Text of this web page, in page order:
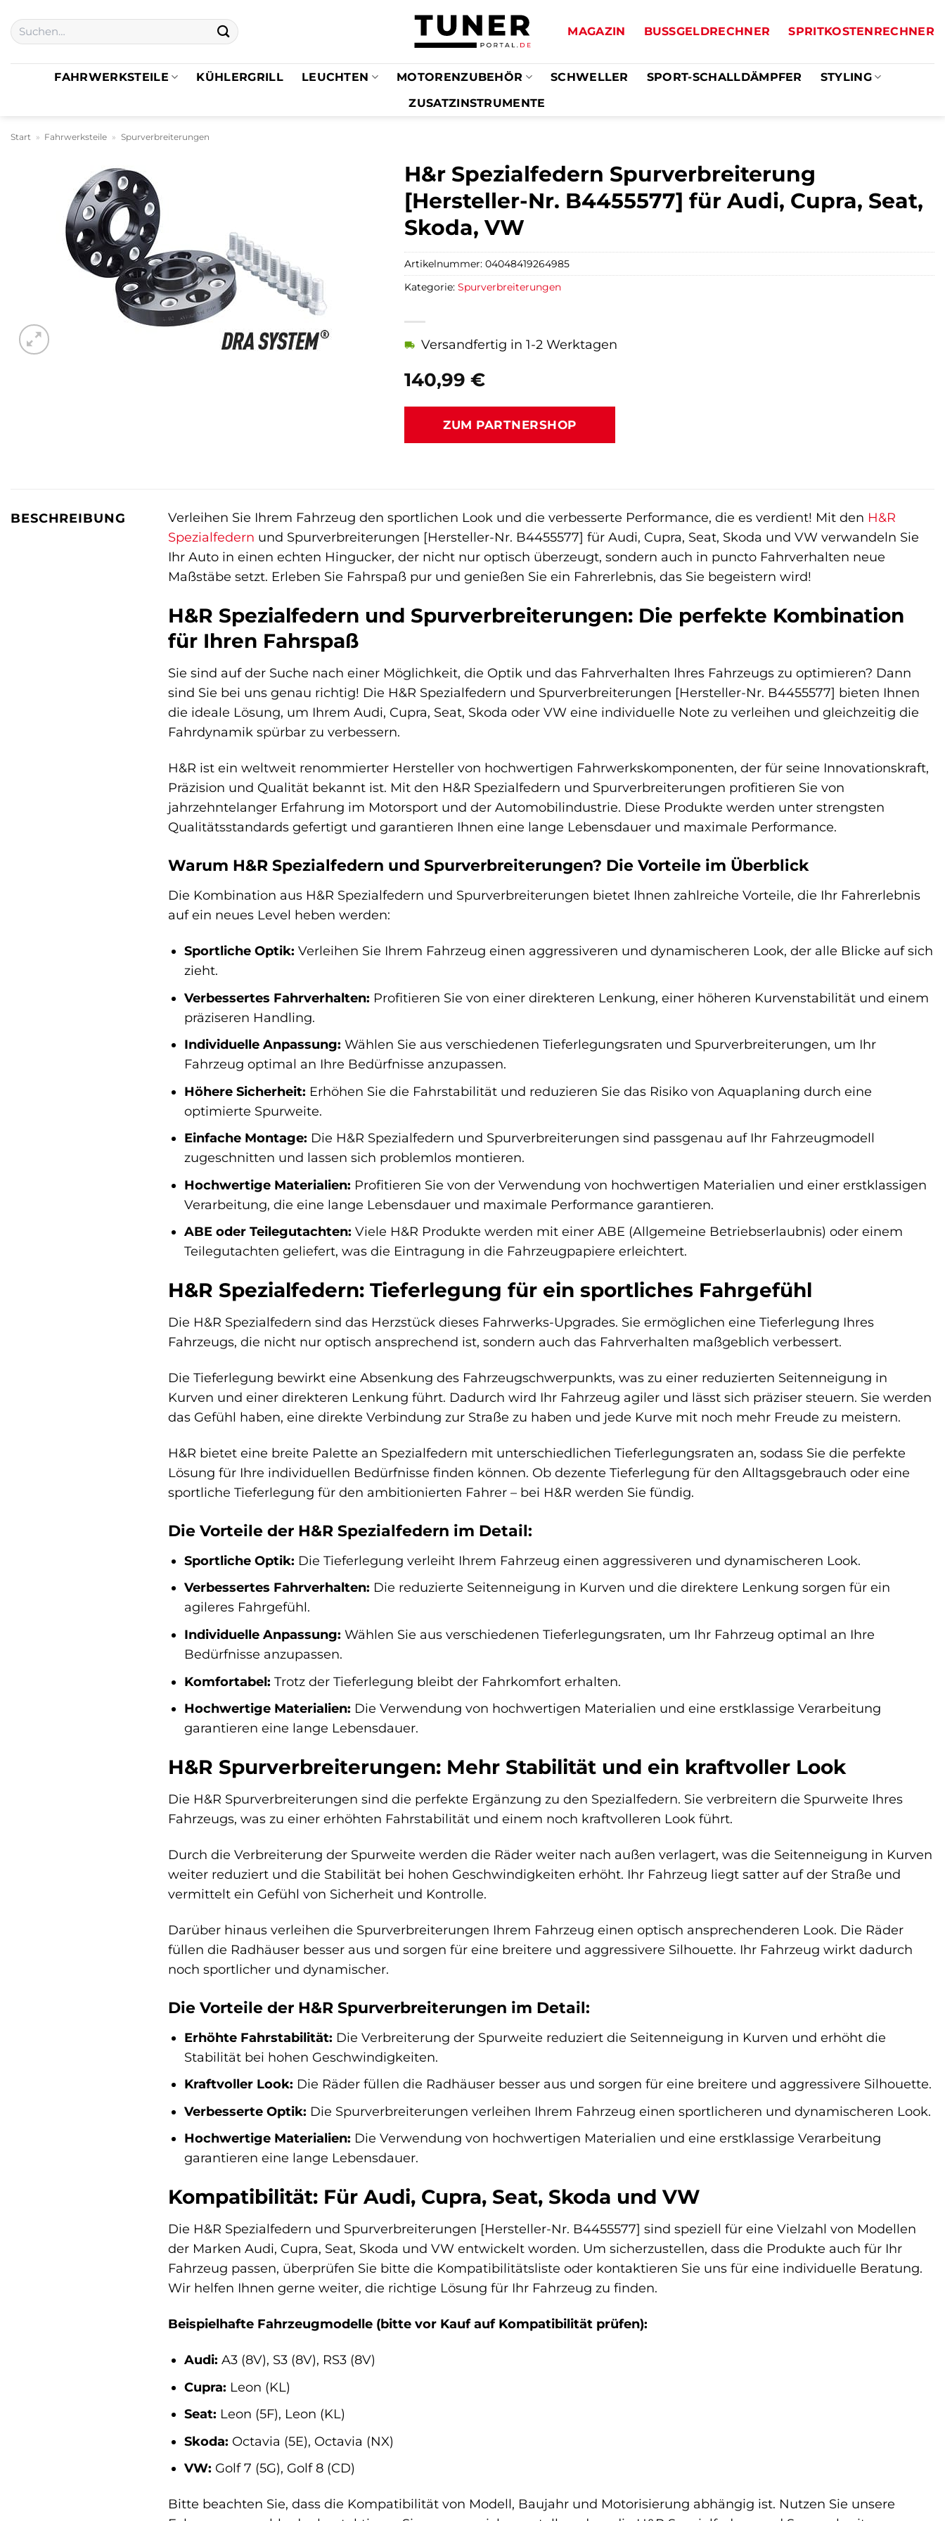
Inhalt
springen
Suchen
nach:
MAGAZIN BUSSGELDRECHNER SPRITKOSTENRECHNER
FAHRWERKSTEILE KÜHLERGRILL LEUCHTEN MOTORENZUBEHÖR SCHWELLER SPORT-SCHALLDÄMPFER
STYLING
ZUSATZINSTRUMENTE
Start » Fahrwerksteile » Spurverbreiterungen
H&r Spezialfedern Spurverbreiterung
[Hersteller-Nr. B4455577] für Audi, Cupra, Seat,
Skoda, VW
140,99 €
Versandfertig in 1-2 Werktagen
ZUM PARTNERSHOP
Artikelnummer: 04048419264985
Kategorie: Spurverbreiterungen
BESCHREIBUNG Verleihen Sie Ihrem Fahrzeug den sportlichen Look und die verbesserte Performance, die es verdient! Mit den H&R
Spezialfedern und Spurverbreiterungen [Hersteller-Nr. B4455577] für Audi, Cupra, Seat, Skoda und VW verwandeln Sie
Ihr Auto in einen echten Hingucker, der nicht nur optisch überzeugt, sondern auch in puncto Fahrverhalten neue
Maßstäbe setzt. Erleben Sie Fahrspaß pur und genießen Sie ein Fahrerlebnis, das Sie begeistern wird!
H&R Spezialfedern und Spurverbreiterungen: Die perfekte Kombination
für Ihren Fahrspaß
Sie sind auf der Suche nach einer Möglichkeit, die Optik und das Fahrverhalten Ihres Fahrzeugs zu optimieren? Dann
sind Sie bei uns genau richtig! Die H&R Spezialfedern und Spurverbreiterungen [Hersteller-Nr. B4455577] bieten Ihnen
die ideale Lösung, um Ihrem Audi, Cupra, Seat, Skoda oder VW eine individuelle Note zu verleihen und gleichzeitig die
Fahrdynamik spürbar zu verbessern.
H&R ist ein weltweit renommierter Hersteller von hochwertigen Fahrwerkskomponenten, der für seine Innovationskraft,
Präzision und Qualität bekannt ist. Mit den H&R Spezialfedern und Spurverbreiterungen profitieren Sie von
jahrzehntelanger Erfahrung im Motorsport und der Automobilindustrie. Diese Produkte werden unter strengsten
Qualitätsstandards gefertigt und garantieren Ihnen eine lange Lebensdauer und maximale Performance.
Warum H&R Spezialfedern und Spurverbreiterungen? Die Vorteile im Überblick
Die Kombination aus H&R Spezialfedern und Spurverbreiterungen bietet Ihnen zahlreiche Vorteile, die Ihr Fahrerlebnis
auf ein neues Level heben werden:
Sportliche Optik: Verleihen Sie Ihrem Fahrzeug einen aggressiveren und dynamischeren Look, der alle Blicke auf sich
zieht.
Verbessertes Fahrverhalten: Profitieren Sie von einer direkteren Lenkung, einer höheren Kurvenstabilität und einem
präziseren Handling.
Individuelle Anpassung: Wählen Sie aus verschiedenen Tieferlegungsraten und Spurverbreiterungen, um Ihr
Fahrzeug optimal an Ihre Bedürfnisse anzupassen.
Höhere Sicherheit: Erhöhen Sie die Fahrstabilität und reduzieren Sie das Risiko von Aquaplaning durch eine
optimierte Spurweite.
Einfache Montage: Die H&R Spezialfedern und Spurverbreiterungen sind passgenau auf Ihr Fahrzeugmodell
zugeschnitten und lassen sich problemlos montieren.
Hochwertige Materialien: Profitieren Sie von der Verwendung von hochwertigen Materialien und einer erstklassigen
Verarbeitung, die eine lange Lebensdauer und maximale Performance garantieren.
ABE oder Teilegutachten: Viele H&R Produkte werden mit einer ABE (Allgemeine Betriebserlaubnis) oder einem
Teilegutachten geliefert, was die Eintragung in die Fahrzeugpapiere erleichtert.
H&R Spezialfedern: Tieferlegung für ein sportliches Fahrgefühl
Die H&R Spezialfedern sind das Herzstück dieses Fahrwerks-Upgrades. Sie ermöglichen eine Tieferlegung Ihres
Fahrzeugs, die nicht nur optisch ansprechend ist, sondern auch das Fahrverhalten maßgeblich verbessert.
Die Tieferlegung bewirkt eine Absenkung des Fahrzeugschwerpunkts, was zu einer reduzierten Seitenneigung in
Kurven und einer direkteren Lenkung führt. Dadurch wird Ihr Fahrzeug agiler und lässt sich präziser steuern. Sie werden
das Gefühl haben, eine direkte Verbindung zur Straße zu haben und jede Kurve mit noch mehr Freude zu meistern.
H&R bietet eine breite Palette an Spezialfedern mit unterschiedlichen Tieferlegungsraten an, sodass Sie die perfekte
Lösung für Ihre individuellen Bedürfnisse finden können. Ob dezente Tieferlegung für den Alltagsgebrauch oder eine
sportliche Tieferlegung für den ambitionierten Fahrer – bei H&R werden Sie fündig.
Die Vorteile der H&R Spezialfedern im Detail:
Sportliche Optik: Die Tieferlegung verleiht Ihrem Fahrzeug einen aggressiveren und dynamischeren Look.
Verbessertes Fahrverhalten: Die reduzierte Seitenneigung in Kurven und die direktere Lenkung sorgen für ein
agileres Fahrgefühl.
Individuelle Anpassung: Wählen Sie aus verschiedenen Tieferlegungsraten, um Ihr Fahrzeug optimal an Ihre
Bedürfnisse anzupassen.
Komfortabel: Trotz der Tieferlegung bleibt der Fahrkomfort erhalten.
Hochwertige Materialien: Die Verwendung von hochwertigen Materialien und eine erstklassige Verarbeitung
garantieren eine lange Lebensdauer.
H&R Spurverbreiterungen: Mehr Stabilität und ein kraftvoller Look
Die H&R Spurverbreiterungen sind die perfekte Ergänzung zu den Spezialfedern. Sie verbreitern die Spurweite Ihres
Fahrzeugs, was zu einer erhöhten Fahrstabilität und einem noch kraftvolleren Look führt.
Durch die Verbreiterung der Spurweite werden die Räder weiter nach außen verlagert, was die Seitenneigung in Kurven
weiter reduziert und die Stabilität bei hohen Geschwindigkeiten erhöht. Ihr Fahrzeug liegt satter auf der Straße und
vermittelt ein Gefühl von Sicherheit und Kontrolle.
Darüber hinaus verleihen die Spurverbreiterungen Ihrem Fahrzeug einen optisch ansprechenderen Look. Die Räder
füllen die Radhäuser besser aus und sorgen für eine breitere und aggressivere Silhouette. Ihr Fahrzeug wirkt dadurch
noch sportlicher und dynamischer.
Die Vorteile der H&R Spurverbreiterungen im Detail:
Erhöhte Fahrstabilität: Die Verbreiterung der Spurweite reduziert die Seitenneigung in Kurven und erhöht die
Stabilität bei hohen Geschwindigkeiten.
Kraftvoller Look: Die Räder füllen die Radhäuser besser aus und sorgen für eine breitere und aggressivere Silhouette.
Verbesserte Optik: Die Spurverbreiterungen verleihen Ihrem Fahrzeug einen sportlicheren und dynamischeren Look.
Hochwertige Materialien: Die Verwendung von hochwertigen Materialien und eine erstklassige Verarbeitung
garantieren eine lange Lebensdauer.
Kompatibilität: Für Audi, Cupra, Seat, Skoda und VW
Die H&R Spezialfedern und Spurverbreiterungen [Hersteller-Nr. B4455577] sind speziell für eine Vielzahl von Modellen
der Marken Audi, Cupra, Seat, Skoda und VW entwickelt worden. Um sicherzustellen, dass die Produkte auch für Ihr
Fahrzeug passen, überprüfen Sie bitte die Kompatibilitätsliste oder kontaktieren Sie uns für eine individuelle Beratung.
Wir helfen Ihnen gerne weiter, die richtige Lösung für Ihr Fahrzeug zu finden.
Beispielhafte Fahrzeugmodelle (bitte vor Kauf auf Kompatibilität prüfen):
Audi: A3 (8V), S3 (8V), RS3 (8V)
Cupra: Leon (KL)
Seat: Leon (5F), Leon (KL)
Skoda: Octavia (5E), Octavia (NX)
VW: Golf 7 (5G), Golf 8 (CD)
Bitte beachten Sie, dass die Kompatibilität von Modell, Baujahr und Motorisierung abhängig ist. Nutzen Sie unsere